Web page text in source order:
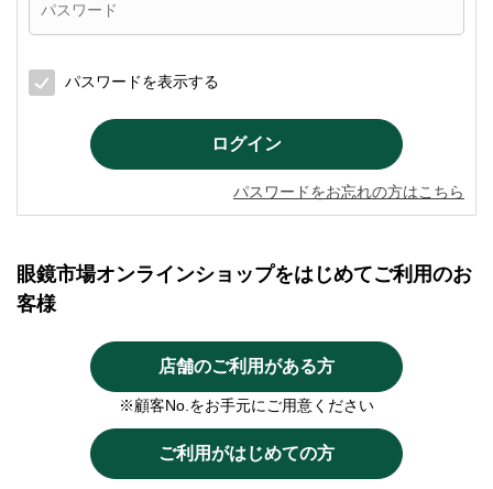
パスワードを表示する
パスワードをお忘れの方はこちら
眼鏡市場オンラインショップをはじめてご利用のお
客様
店舗のご利用がある方
※顧客No.をお手元にご用意ください
ご利用がはじめての方